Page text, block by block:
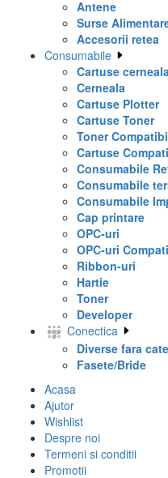
Antene
Surse
Accesorii retea
Consumabile
Cartuse
Cerneala
Cartuse Plotter
Cartuse Toner
Toner
Cartuse
Consumabile
Consumabile
Consumabile
Cap printare
OPC-uri
OPC-uri
Ribbon-uri
Hartie
Toner
Developer
Conectica
Diverse fara
Fasete/Bride
Acasa
Ajutor
Wishlist
Despre noi
Termeni si conditii
Promotii